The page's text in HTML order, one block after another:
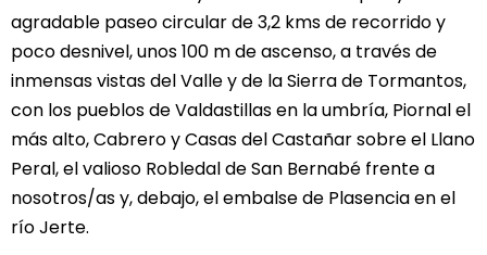
agradable paseo circular de 3,2 kms de recorrido y
poco desnivel, unos 100 m de ascenso, a través de
inmensas vistas del Valle y de la Sierra de Tormantos,
con los pueblos de Valdastillas en la umbría, Piornal el
más alto, Cabrero y Casas del Castañar sobre el Llano
Peral, el valioso Robledal de San Bernabé frente a
nosotros/as y, debajo, el embalse de Plasencia en el
río Jerte.